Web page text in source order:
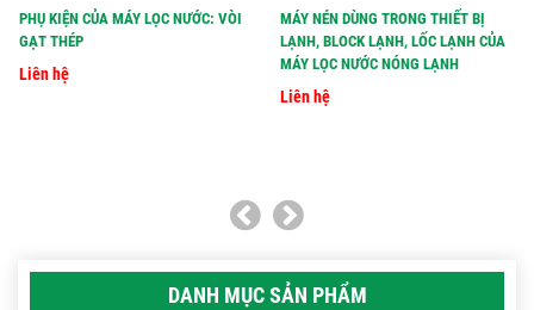
PHỤ KIỆN CỦA MÁY LỌC NƯỚC: VÒI
GẠT THÉP
Liên hệ
MÁY NÉN DÙNG TRONG THIẾT BỊ
LẠNH, BLOCK LẠNH, LỐC LẠNH CỦA
MÁY LỌC NƯỚC NÓNG LẠNH
Liên hệ
DANH MỤC SẢN PHẨM